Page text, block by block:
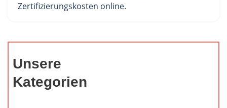
Zertifizierungskosten online.
Unsere
Kategorien